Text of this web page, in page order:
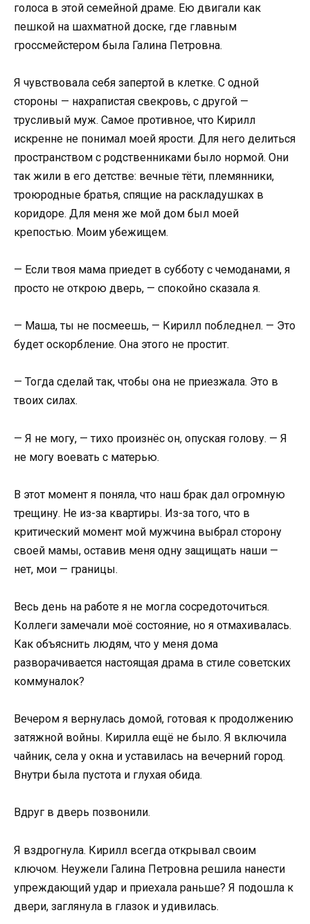
голоса в этой семейной драме. Ею двигали как
пешкой на шахматной доске, где главным
гроссмейстером была Галина Петровна.
Я чувствовала себя запертой в клетке. С одной
стороны — нахрапистая свекровь, с другой —
трусливый муж. Самое противное, что Кирилл
искренне не понимал моей ярости. Для него делиться
пространством с родственниками было нормой. Они
так жили в его детстве: вечные тёти, племянники,
троюродные братья, спящие на раскладушках в
коридоре. Для меня же мой дом был моей
крепостью. Моим убежищем.
— Если твоя мама приедет в субботу с чемоданами, я
просто не открою дверь, — спокойно сказала я.
— Маша, ты не посмеешь, — Кирилл побледнел. — Это
будет оскорбление. Она этого не простит.
— Тогда сделай так, чтобы она не приезжала. Это в
твоих силах.
— Я не могу, — тихо произнёс он, опуская голову. — Я
не могу воевать с матерью.
В этот момент я поняла, что наш брак дал огромную
трещину. Не из-за квартиры. Из-за того, что в
критический момент мой мужчина выбрал сторону
своей мамы, оставив меня одну защищать наши —
нет, мои — границы.
Весь день на работе я не могла сосредоточиться.
Коллеги замечали моё состояние, но я отмахивалась.
Как объяснить людям, что у меня дома
разворачивается настоящая драма в стиле советских
коммуналок?
Вечером я вернулась домой, готовая к продолжению
затяжной войны. Кирилла ещё не было. Я включила
чайник, села у окна и уставилась на вечерний город.
Внутри была пустота и глухая обида.
Вдруг в дверь позвонили.
Я вздрогнула. Кирилл всегда открывал своим
ключом. Неужели Галина Петровна решила нанести
упреждающий удар и приехала раньше? Я подошла к
двери, заглянула в глазок и удивилась.